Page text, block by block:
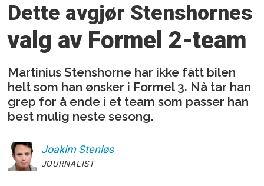
Dette avgjør Stenshornes
valg av Formel 2-team
Martinius Stenshorne har ikke fått bilen
helt som han ønsker i Formel 3. Nå tar han
grep for å ende i et team som passer han
best mulig neste sesong.
Joakim Stenløs
JOURNALIST